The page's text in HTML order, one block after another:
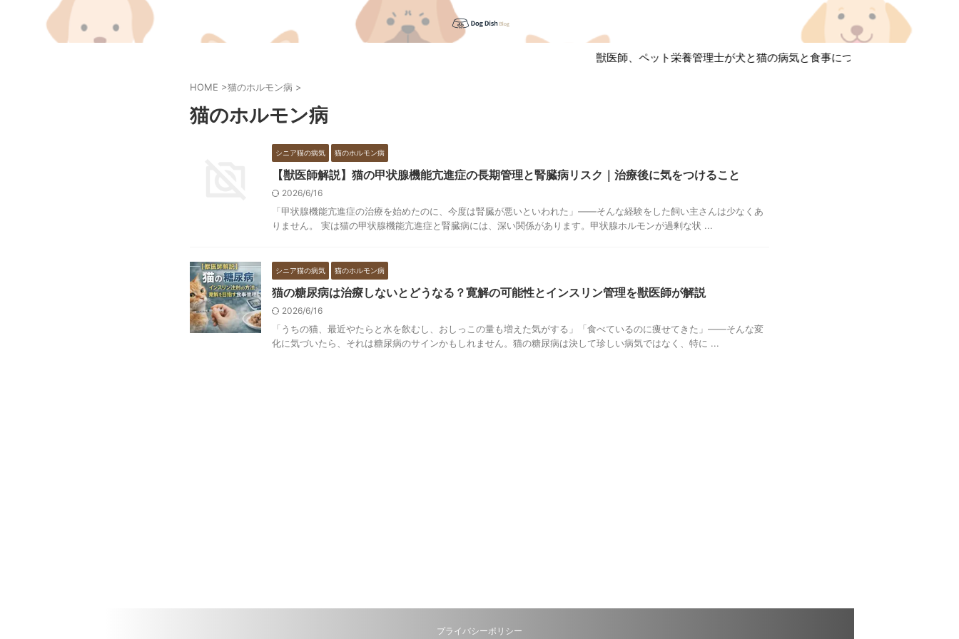
獣医師、ペット栄養管理士が犬と猫の病気と食事について徹底解説していま
HOME >猫のホルモン病 >
猫のホルモン病
シニア猫の病気 猫のホルモン病
【獣医師解説】猫の甲状腺機能亢進症の長期管理と腎臓病リスク｜治療後に気をつけること
2026/6/16
「甲状腺機能亢進症の治療を始めたのに、今度は腎臓が悪いといわれた」——そんな経験をした飼い主さんは少なくあ
りません。 実は猫の甲状腺機能亢進症と腎臓病には、深い関係があります。甲状腺ホルモンが過剰な状 ...
シニア猫の病気 猫のホルモン病
猫の糖尿病は治療しないとどうなる？寛解の可能性とインスリン管理を獣医師が解説
2026/6/16
「うちの猫、最近やたらと水を飲むし、おしっこの量も増えた気がする」「食べているのに痩せてきた」――そんな変
化に気づいたら、それは糖尿病のサインかもしれません。猫の糖尿病は決して珍しい病気ではなく、特に ...
プライバシーポリシー